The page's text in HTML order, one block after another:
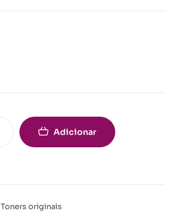
Adicionar
Toners originais